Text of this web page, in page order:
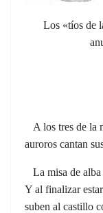
Los «tíos de
A los tres de la
auroros cantan
La misa de alba
Y al finalizar
suben al castillo